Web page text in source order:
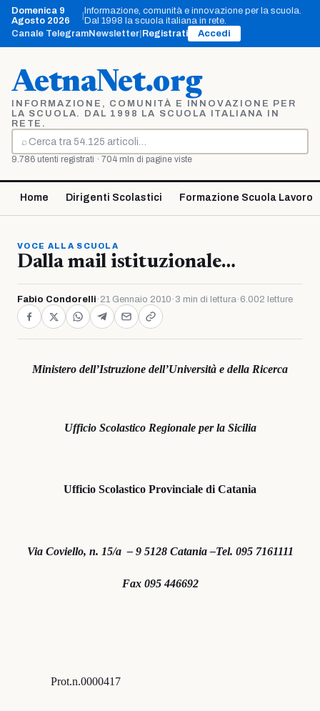
Vai
contenuto
Domenica 9
Agosto 2026
|Informazione, comunità e innovazione per la scuola.
Dal 1998 la scuola italiana in rete.
Canale TelegramNewsletter Registrati Accedi
AetnaNet.org
INFORMAZIONE, COMUNITÀ E INNOVAZIONE PER
LA SCUOLA. DAL 1998 LA SCUOLA ITALIANA IN
RETE.
⌕
Cerca
9.786 utenti registrati · 704 mln di pagine viste
Home Dirigenti Scolastici Formazione Scuola Lavoro
VOCE ALLA SCUOLA
Dalla mail istituzionale…
Fabio Condorelli · 21 Gennaio 2010 · 3 min di lettura· 6.002 letture
Ministero dell’Istruzione dell’Università e della Ricerca
Ufficio Scolastico Regionale per la Sicilia
Ufficio Scolastico Provinciale di Catania
Via Coviello, n. 15/a – 9 5128 Catania –Tel. 095 7161111
Fax 095 446692
Prot.n.0000417